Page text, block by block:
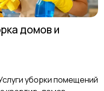
Изготовление на
заказ
праздников
домов и
уборки помещений